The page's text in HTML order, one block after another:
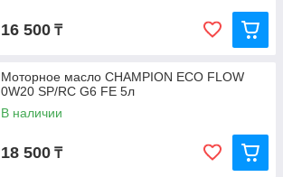
16 500 ₸
Моторное масло CHAMPION ECO FLOW
0W20 SP/RC G6 FE 5л
В наличии
18 500 ₸